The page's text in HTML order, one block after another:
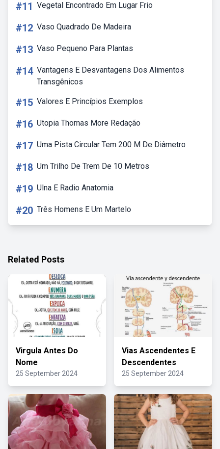
#11 Vegetal Encontrado Em Lugar Frio
#12 Vaso Quadrado De Madeira
#13 Vaso Pequeno Para Plantas
#14 Vantagens E Desvantagens Dos Alimentos
Transgênicos
#15 Valores E Princípios Exemplos
#16 Utopia Thomas More Redação
#17 Uma Pista Circular Tem 200 M De Diâmetro
#18 Um Trilho De Trem De 10 Metros
#19 Ulna E Radio Anatomia
#20 Três Homens E Um Martelo
Related Posts
Virgula Antes Do
Nome
25 September 2024
Vias Ascendentes E
Descendentes
25 September 2024